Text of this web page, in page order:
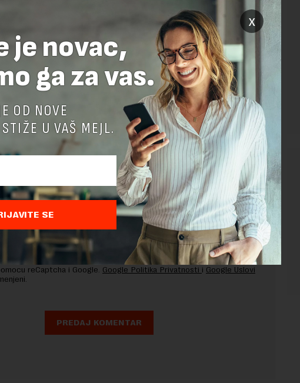
je dozvoljeno, ali uz obavezno navođenje izvora i uz postavljanje linka
novaekonomija.rs
molimo vas da se upoznate sa
pravilima komentarisanja i pravilima
reCaptcha i Google. Google Politika Privatnosti i Google Uslovi
x
je novac,
ga za vas.
OD NOVE
U VAŠ MEJL.
SE